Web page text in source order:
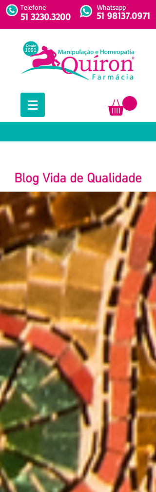
51 3230.3200
Telefone
51 98137.0971
Whatsapp
Blog Vida de Qualidade